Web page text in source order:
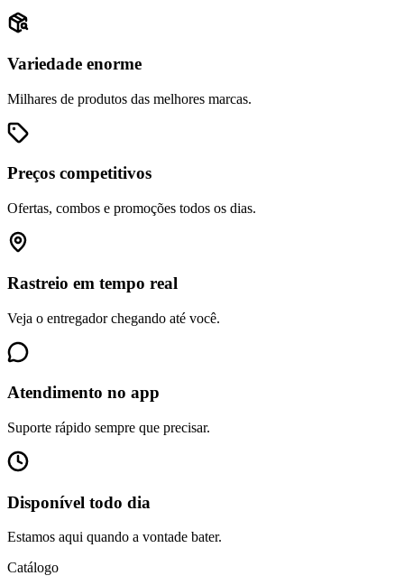
Variedade enorme
Milhares de produtos das melhores marcas.
Preços competitivos
Ofertas, combos e promoções todos os dias.
Rastreio em tempo real
Veja o entregador chegando até você.
Atendimento no app
Suporte rápido sempre que precisar.
Disponível todo dia
Estamos aqui quando a vontade bater.
Catálogo